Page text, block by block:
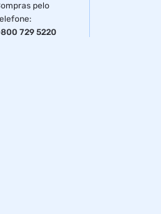
pelo
:
729 5220